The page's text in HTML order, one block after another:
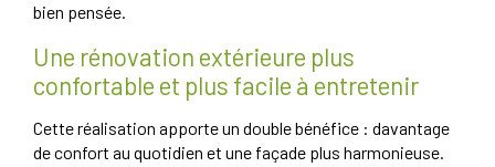
bien pensée.
Une rénovation extérieure plus
confortable et plus facile à entretenir
Cette réalisation apporte un double bénéfice : davantage
de confort au quotidien et une façade plus harmonieuse.